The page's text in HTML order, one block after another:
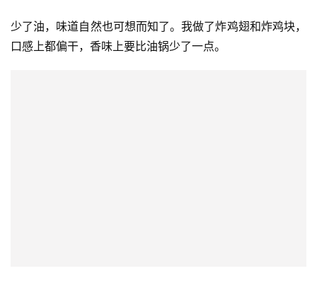
少了油，味道自然也可想而知了。我做了炸鸡翅和炸鸡块，
口感上都偏干，香味上要比油锅少了一点。